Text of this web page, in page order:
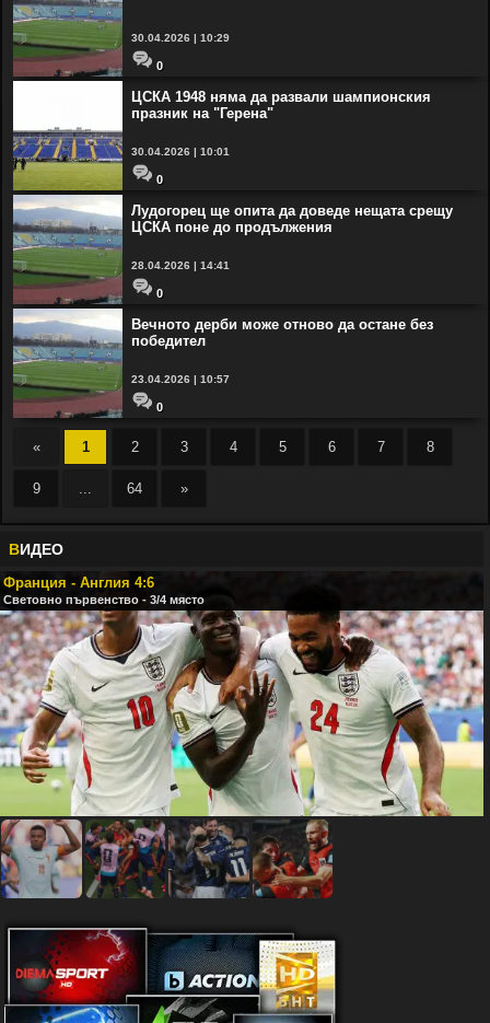
30.04.2026 | 10:29
0
ЦСКА 1948 няма да развали шампионския
празник на "Герена"
30.04.2026 | 10:01
0
Лудогорец ще опита да доведе нещата срещу
ЦСКА поне до продължения
28.04.2026 | 14:41
0
Вечното дерби може отново да остане без
победител
23.04.2026 | 10:57
0
« 1 2 3 4 5 6 7 8
9 ... 64 »
ВИДЕО
Франция - Англия 4:6
Световно първенство - 3/4 място